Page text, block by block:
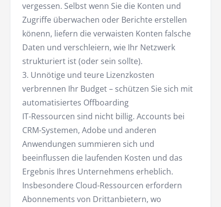
vergessen. Selbst wenn Sie die Konten und
Zugriffe überwachen oder Berichte erstellen
könenn, liefern die verwaisten Konten falsche
Daten und verschleiern, wie Ihr Netzwerk
strukturiert ist (oder sein sollte).
3. Unnötige und teure Lizenzkosten
verbrennen Ihr Budget – schützen Sie sich mit
automatisiertes Offboarding
IT-Ressourcen sind nicht billig. Accounts bei
CRM-Systemen, Adobe und anderen
Anwendungen summieren sich und
beeinflussen die laufenden Kosten und das
Ergebnis Ihres Unternehmens erheblich.
Insbesondere Cloud-Ressourcen erfordern
Abonnements von Drittanbietern, wo